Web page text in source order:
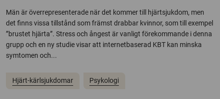
Män är överrepresenterade när det kommer till hjärtsjukdom, men
det finns vissa tillstånd som främst drabbar kvinnor, som till exempel
”brustet hjärta”. Stress och ångest är vanligt förekommande i denna
grupp och en ny studie visar att internetbaserad KBT kan minska
symtomen och...
Hjärt-kärlsjukdomar Psykologi